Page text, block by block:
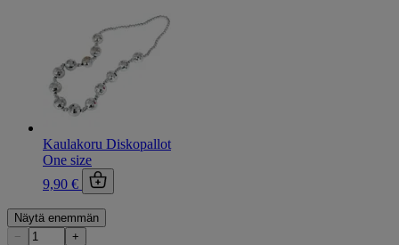
Kaulakoru Diskopallot
One size
9,90 €
Näytä enemmän
−
+